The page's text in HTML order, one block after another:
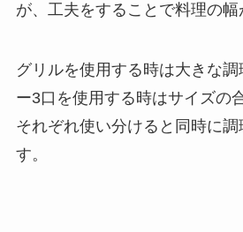
が、工夫をすることで料理の幅
グリルを使用する時は大きな
ー3口を使用する時はサイズの
それぞれ使い分けると同時に
す。